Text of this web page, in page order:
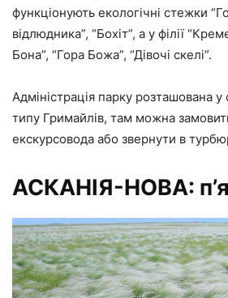
функціонують екологічні стежки
відлюдника”, “Бохіт”, а у філії
Бона”, “Гора Божа”, “Дівочі скелі”.
Адміністрація парку розташована у
типу Гримайлів, там можна
екскурсовода або звернути в
АСКАНІЯ-НОВА: